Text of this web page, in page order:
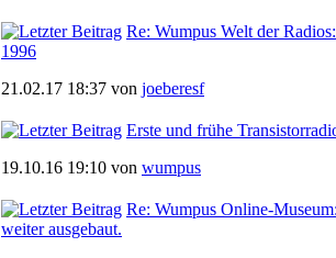
Re: Wumpus Welt der
1996
21.02.17 18:37 von joeberesf
Erste und frühe
19.10.16 19:10 von wumpus
Re: Wumpus Online-
weiter ausgebaut.